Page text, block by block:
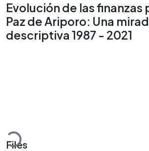
Evolución de las finanzas
Paz de Ariporo: Una
descriptiva 1987 - 2021
Files